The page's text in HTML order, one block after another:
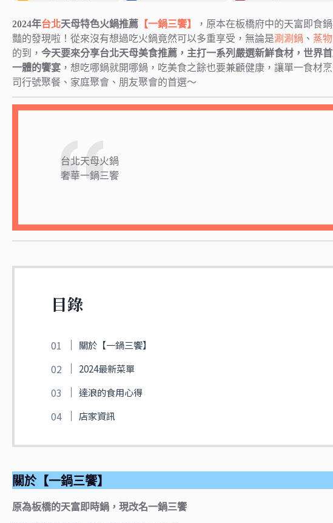
2024年台北天母特色火鍋推薦 【一鍋三饗】
，原本在板橋府中的天富即食
豔的發現啦！從來沒有想過吃火鍋竟然可以多重享受，無論是涮涮鍋 、 蒸物
的到， 今天要來分享台北天母美食推薦，主打一系列嚴選新鮮食材，世界
一體的饗宴 ，想吃哪鍋就開哪鍋，吃美食之餘也要兼顧健康，讓單一食材
司行號聚餐、家庭聚會、朋友聚會的首選～
台北天母火鍋
奢華一鍋三饗
目錄
關於【一鍋三饗】
2024最新菜單
達浪的食用心得
店家資訊
關於【一鍋三饗】
原為板橋的天富即時鍋，現改名一鍋三饗